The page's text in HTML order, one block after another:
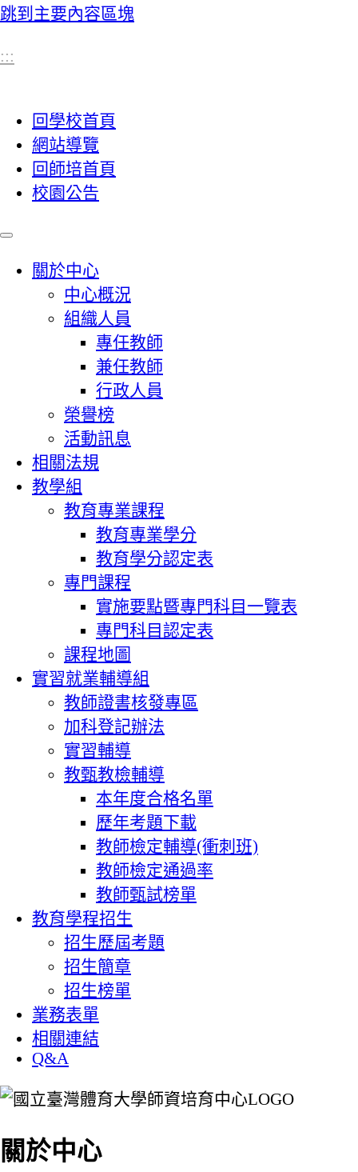
跳到主要內容區塊
:::
回學校首頁
網站導覽
回師培首頁
校園公告
關於中心
中心概況
組織人員
專任教師
兼任教師
行政人員
榮譽榜
活動訊息
相關法規
教學組
教育專業課程
教育專業學分
教育學分認定表
專門課程
實施要點暨專門科目一覽表
專門科目認定表
課程地圖
實習就業輔導組
教師證書核發專區
加科登記辦法
實習輔導
教甄教檢輔導
本年度合格名單
歷年考題下載
教師檢定輔導(衝刺班)
教師檢定通過率
教師甄試榜單
教育學程招生
招生歷屆考題
招生簡章
招生榜單
業務表單
相關連結
Q&A
:::
關於中心